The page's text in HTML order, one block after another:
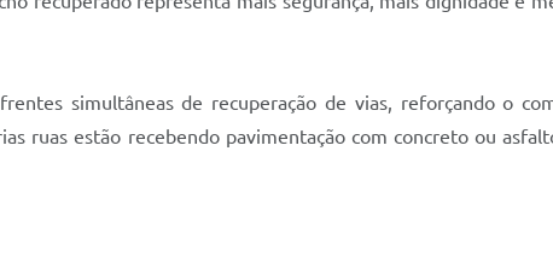
simultâneas de recuperação de vias, reforçando o
ruas estão recebendo pavimentação com concreto ou